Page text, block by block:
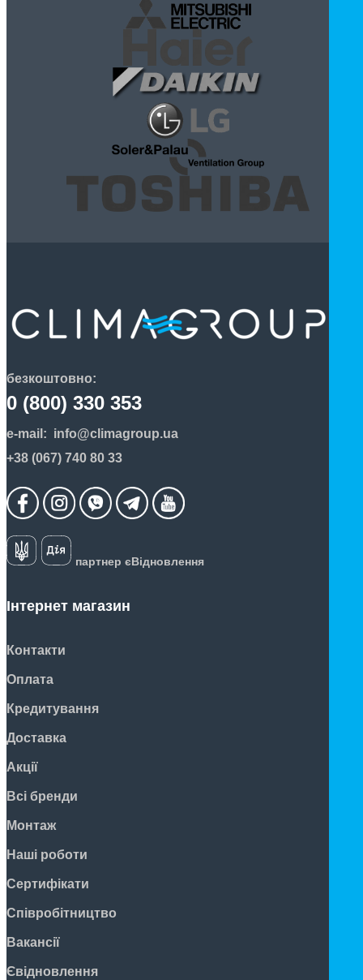
безкоштовно:
0 (800) 330 353
e-mail: info@climagroup.ua
+38 (067) 740 80 33
партнер єВідновлення
Інтернет магазин
Контакти
Оплата
Кредитування
Доставка
Акції
Всі бренди
Монтаж
Наші роботи
Сертифікати
Співробітництво
Вакансії
Євідновлення